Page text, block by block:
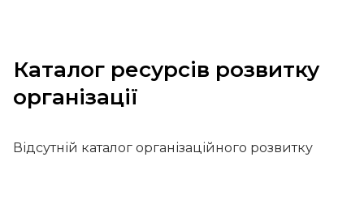
Каталог ресурсів розвитку
організації
Відсутній каталог організаційного розвитку